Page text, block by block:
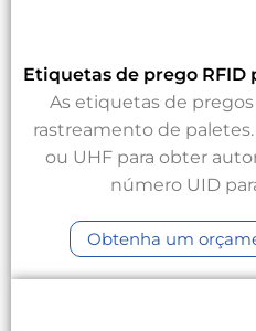
Etiquetas de prego RFID
As etiquetas de pregos
rastreamento de
ou UHF para obter
número UID
Obtenha um